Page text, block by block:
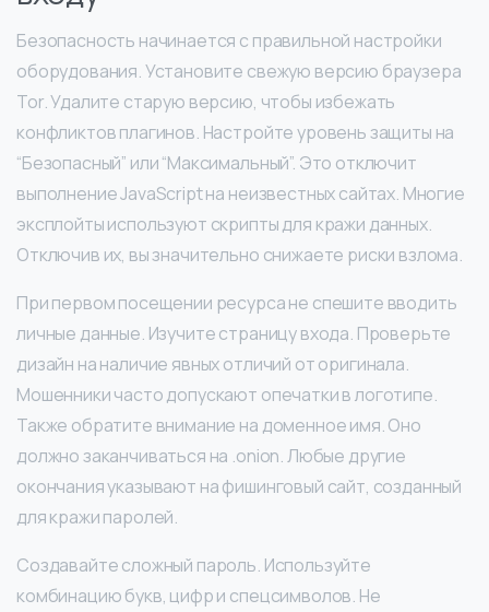
Безопасность начинается с правильной настройки
оборудования. Установите свежую версию браузера
Tor. Удалите старую версию, чтобы избежать
конфликтов плагинов. Настройте уровень защиты на
“Безопасный” или “Максимальный”. Это отключит
выполнение JavaScript на неизвестных сайтах. Многие
эксплойты используют скрипты для кражи данных.
Отключив их, вы значительно снижаете риски взлома.
При первом посещении ресурса не спешите вводить
личные данные. Изучите страницу входа. Проверьте
дизайн на наличие явных отличий от оригинала.
Мошенники часто допускают опечатки в логотипе.
Также обратите внимание на доменное имя. Оно
должно заканчиваться на .onion. Любые другие
окончания указывают на фишинговый сайт, созданный
для кражи паролей.
Создавайте сложный пароль. Используйте
комбинацию букв, цифр и спецсимволов. Не